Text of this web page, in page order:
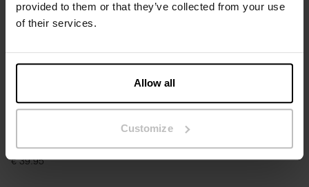
provided to them or that they’ve collected from your use
of their services.
Allow all
Customize
Wasvoorschriften
Beoordelingen
Rekommenderade produkter
SLIM FIT
V-Neck slim
€ 39.95